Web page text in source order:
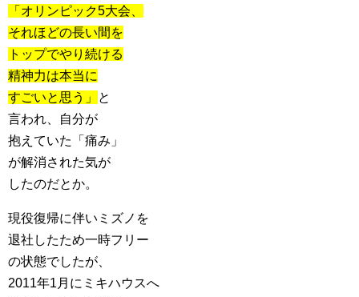
「オリンピック5大会、
それほどの長い間を
トップでやり続ける
精神力は本当に
すごいと思う」
と
言われ、自分が
抱えていた「痛み」
が解消された気が
したのだとか。
現役復帰に伴いミズノを
退社したため一時フリー
の状態でしたが、
2011年1月にミキハウスへ